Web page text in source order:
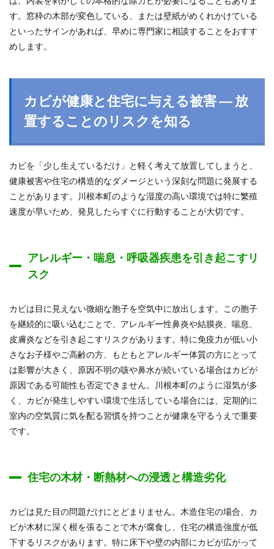
す。窓枠の木部が変色している、または壁紙がめくれかけている
といったサインがあれば、早めに専門家に相談することをおすす
めします。
カビが健康と住宅に与える被害 ― 放
置することのリスクを知る
カビを「少し生えているだけ」と軽く考えて放置してしまうと、
健康被害や住宅の構造的なダメージという深刻な問題に発展する
ことがあります。川根本町のような湿度の高い環境では特に繁殖
速度が早いため、発見したらすぐに行動することが大切です。
アレルギー・喘息・呼吸器疾患を引き起こすリ
スク
カビは目に見えない微細な胞子を空気中に放出します。この胞子
を継続的に吸い込むことで、アレルギー性鼻炎や結膜炎、喘息、
皮膚炎などを引き起こすリスクがあります。特に免疫力が低い小
さなお子様やご高齢の方、もともとアレルギー体質の方にとって
は影響が大きく、原因不明の咳や鼻水が続いている場合はカビが
原因である可能性も否定できません。川根本町のように湿気が多
く、カビが発生しやすい環境で生活している場合には、定期的に
室内の空気質に気を配る習慣を持つことが健康を守るうえで重要
です。
住宅の木材・断熱材への浸透と構造劣化
カビは見た目の問題だけにとどまりません。木造住宅の場合、カ
ビが木材に深く根を張ることで木が腐食し、住宅の構造強度が低
下するリスクがあります。特に床下や壁の内部にカビが広がって